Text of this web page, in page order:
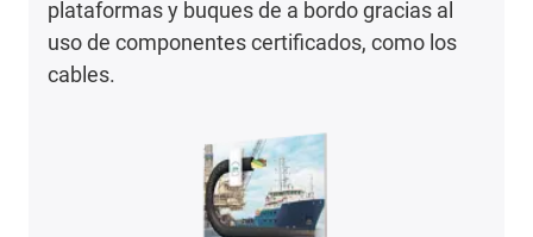
plataformas y buques de a bordo gracias al
uso de componentes certificados, como los
cables.